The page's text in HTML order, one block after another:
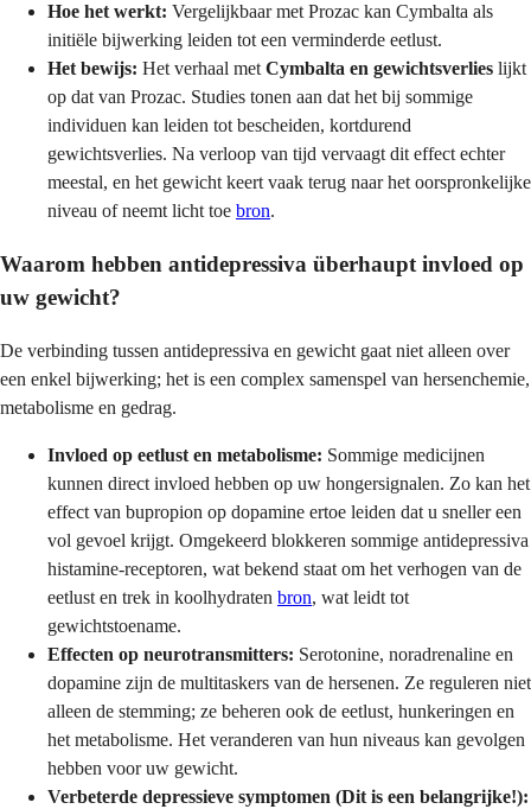
Hoe het werkt: Vergelijkbaar met Prozac kan Cymbalta als
initiële bijwerking leiden tot een verminderde eetlust.
Het bewijs: Het verhaal met Cymbalta en gewichtsverlies lijkt
op dat van Prozac. Studies tonen aan dat het bij sommige
individuen kan leiden tot bescheiden, kortdurend
gewichtsverlies. Na verloop van tijd vervaagt dit effect echter
meestal, en het gewicht keert vaak terug naar het oorspronkelijke
niveau of neemt licht toe bron.
Waarom hebben antidepressiva überhaupt invloed op
uw gewicht?
De verbinding tussen antidepressiva en gewicht gaat niet alleen over
een enkel bijwerking; het is een complex samenspel van hersenchemie,
metabolisme en gedrag.
Invloed op eetlust en metabolisme: Sommige medicijnen
kunnen direct invloed hebben op uw hongersignalen. Zo kan het
effect van bupropion op dopamine ertoe leiden dat u sneller een
vol gevoel krijgt. Omgekeerd blokkeren sommige antidepressiva
histamine-receptoren, wat bekend staat om het verhogen van de
eetlust en trek in koolhydraten bron, wat leidt tot
gewichtstoename.
Effecten op neurotransmitters: Serotonine, noradrenaline en
dopamine zijn de multitaskers van de hersenen. Ze reguleren niet
alleen de stemming; ze beheren ook de eetlust, hunkeringen en
het metabolisme. Het veranderen van hun niveaus kan gevolgen
hebben voor uw gewicht.
Verbeterde depressieve symptomen (Dit is een belangrijke!):